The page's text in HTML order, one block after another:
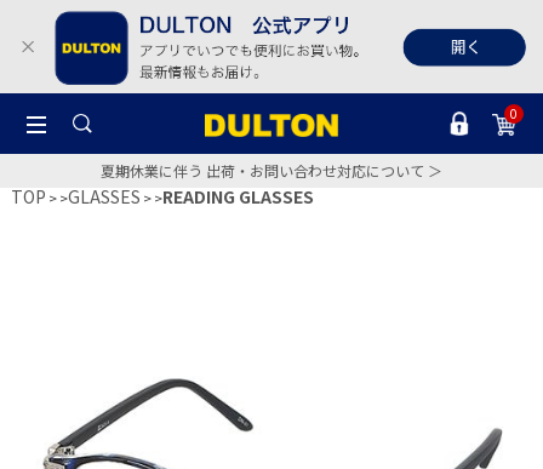
0
夏期休業に伴う 出荷・お問い合わせ対応について ＞
TOP >GLASSES >READING GLASSES